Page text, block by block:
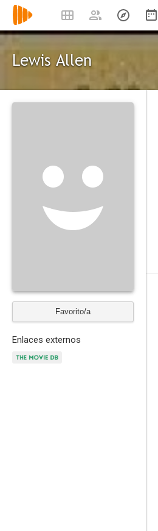
Lewis Allen
Favorito/a
Enlaces externos